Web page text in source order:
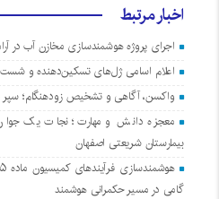
اخبار مرتبط
اجرای پروژه هوشمندسازی مخازن آب در
اعلام اسامی ژل‌های تسکین‌دهنده و
واکسن، آگاهی و تشخیص زودهنگام؛ سپر
معجزه دانش و مهارت؛ نجات یک
بیمارستان شریعتی اصفهان
گامی در مسیر حکمرانی هوشمند